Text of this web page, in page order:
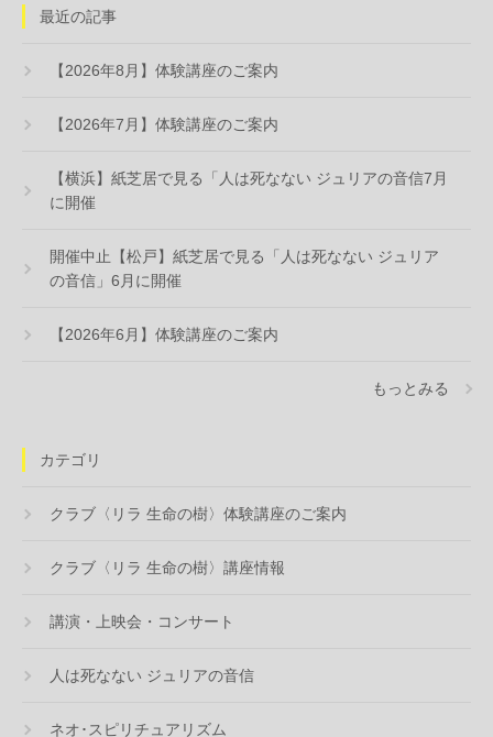
最近の記事
【2026年8月】体験講座のご案内
【2026年7月】体験講座のご案内
【横浜】紙芝居で見る「人は死なない ジュリアの音信7月
に開催
開催中止【松戸】紙芝居で見る「人は死なない ジュリア
の音信」6月に開催
【2026年6月】体験講座のご案内
もっとみる
カテゴリ
クラブ〈リラ 生命の樹〉体験講座のご案内
クラブ〈リラ 生命の樹〉講座情報
講演・上映会・コンサート
人は死なない ジュリアの音信
ネオ･スピリチュアリズム